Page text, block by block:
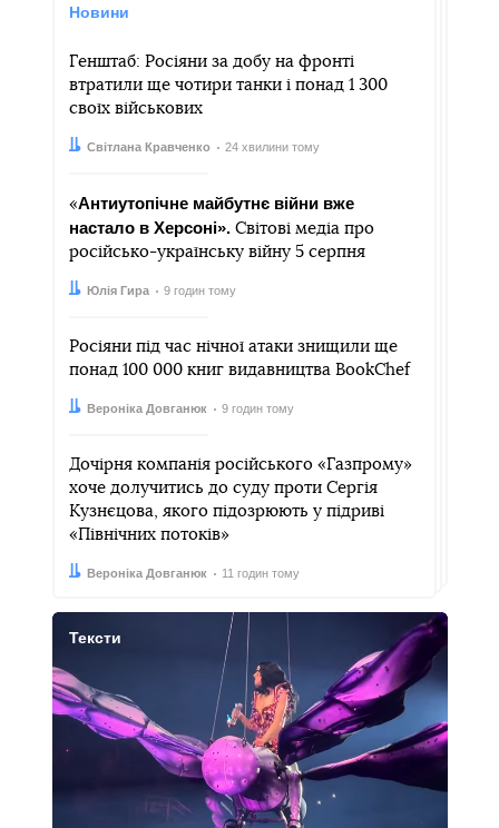
Новини
Генштаб: Росіяни за добу на фронті
втратили ще чотири танки і понад 1 300
своїх військових
Автор:
Світлана Кравченко
Дата: 24 хвилини тому
«Антиутопічне майбутнє війни вже
настало в Херсоні». Світові медіа про
російсько-українську війну 5 серпня
Автор:
Юлія Гира
Дата: 9 годин тому
Росіяни під час нічної атаки знищили ще
понад 100 000 книг видавництва BookChef
Автор:
Вероніка Довганюк
Дата: 9 годин тому
Дочірня компанія російського «Газпрому»
хоче долучитись до суду проти Сергія
Кузнєцова, якого підозрюють у підриві
«Північних потоків»
Автор:
Вероніка Довганюк
Дата: 11 годин тому
Тексти